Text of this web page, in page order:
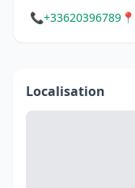
📞+33620396789 📍
Localisation